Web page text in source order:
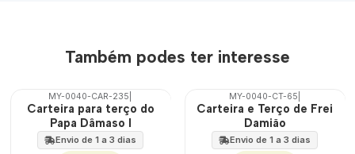
Também podes ter interesse
🇵🇹
MY-0040-CAR-235
Carteira para terço do
Papa Dâmaso I
Envio de 1 a 3 dias
🇵🇹
MY-0040-CT-65
Carteira e Terço de Frei
Damião
Envio de 1 a 3 dias